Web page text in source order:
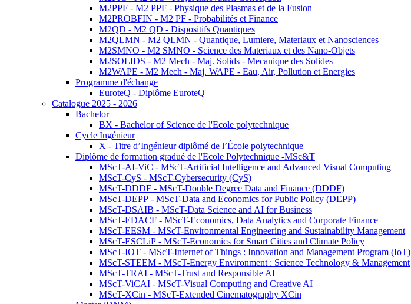
M2PPF - M2 PPF - Physique des Plasmas et de la Fusion
M2PROBFIN - M2 PF - Probabilités et Finance
M2QD - M2 QD - Dispositifs Quantiques
M2QLMN - M2 QLMN - Quantique, Lumiere, Materiaux et Nanosciences
M2SMNO - M2 SMNO - Science des Materiaux et des Nano-Objets
M2SOLIDS - M2 Mech - Maj. Solids - Mecanique des Solides
M2WAPE - M2 Mech - Maj. WAPE - Eau, Air, Pollution et Energies
Programme d'échange
EuroteQ - Diplôme EuroteQ
Catalogue 2025 - 2026
Bachelor
BX - Bachelor of Science de l'Ecole polytechnique
Cycle Ingénieur
X - Titre d’Ingénieur diplômé de l’École polytechnique
Diplôme de formation gradué de l'Ecole Polytechnique -MSc&T
MScT-AI-ViC - MScT-Artificial Intelligence and Advanced Visual Computing
MScT-CyS - MScT-Cybersecurity (CyS)
MScT-DDDF - MScT-Double Degree Data and Finance (DDDF)
MScT-DEPP - MScT-Data and Economics for Public Policy (DEPP)
MScT-DSAIB - MScT-Data Science and AI for Business
MScT-EDACF - MScT-Economics, Data Analytics and Corporate Finance
MScT-EESM - MScT-Environmental Engineering and Sustainability Management
MScT-ESCLiP - MScT-Economics for Smart Cities and Climate Policy
MScT-IOT - MScT-Internet of Things : Innovation and Management Program (IoT)
MScT-STEEM - MScT-Energy Environment : Science Technology & Management
MScT-TRAI - MScT-Trust and Responsible AI
MScT-ViCAI - MScT-Visual Computing and Creative AI
MScT-XCin - MScT-Extended Cinematography XCin